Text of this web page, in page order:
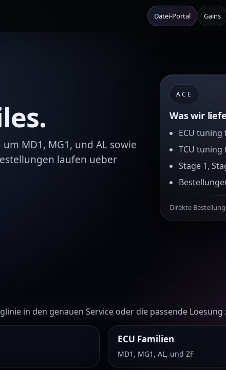
Datei-Portal Gains
MD1, MG1, und AL sowie
laufen ueber
ACE
Was wir
ECU
TCU
Stage 1,
Direkte
in den genauen Service oder die passende Loesung
ECU Familien
MD1, MG1, AL, und ZF